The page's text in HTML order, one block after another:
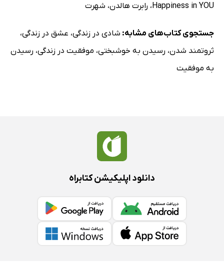
Happiness in YOU، رابرت هالدن، شهرت
جستجوی کتاب‌های مشابه: شادی در زندگی، عشق در زندگی،
ثروتمند شدن، رسیدن به خوشبختی، موفقیت در زندگی، رسیدن
به موفقیت
دانلود اپلیکیشن کتابراه